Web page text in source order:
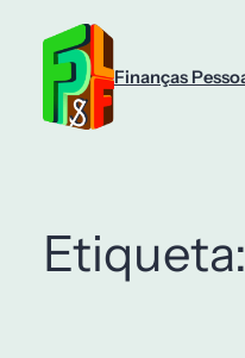
conteúdo
Finanças
Etiqueta: